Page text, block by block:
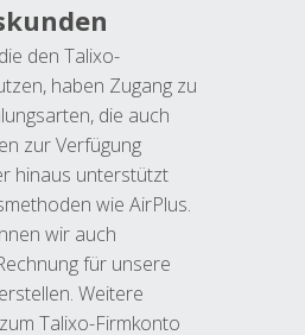
den Talixo-
haben Zugang zu
die auch
zur Verfügung
hinaus unterstützt
wie AirPlus.
wir auch
für unsere
Weitere
Talixo-Firmkonto